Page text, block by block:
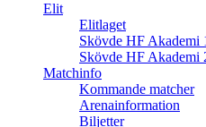
Elit
Elitlaget
Skövde HF Akademi
Skövde HF Akademi
Matchinfo
Kommande matcher
Arenainformation
Biljetter